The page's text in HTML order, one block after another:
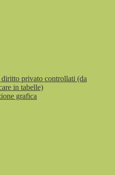
privato controllati (da
in tabelle)
grafica